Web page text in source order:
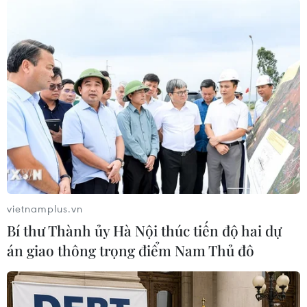
phương pháp điều trị mới đối với
những căn bệnh nội tiết hiếm gặp.
(TTXVN/Vietnam+)
vietnamplus.vn
Bí thư Thành ủy Hà Nội thúc tiến độ hai dự
án giao thông trọng điểm Nam Thủ đô